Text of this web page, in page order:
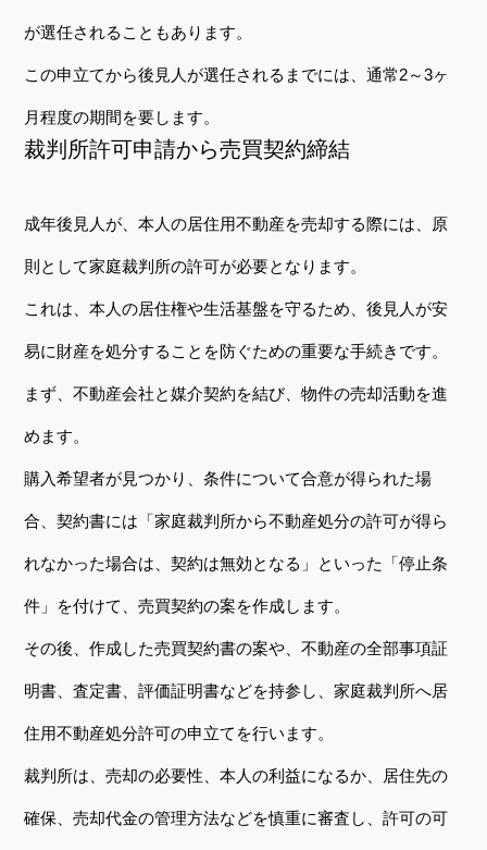
が選任されることもあります。
この申立てから後見人が選任されるまでには、通常2～3ヶ
月程度の期間を要します。
裁判所許可申請から売買契約締結
成年後見人が、本人の居住用不動産を売却する際には、原
則として家庭裁判所の許可が必要となります。
これは、本人の居住権や生活基盤を守るため、後見人が安
易に財産を処分することを防ぐための重要な手続きです。
まず、不動産会社と媒介契約を結び、物件の売却活動を進
めます。
購入希望者が見つかり、条件について合意が得られた場
合、契約書には「家庭裁判所から不動産処分の許可が得ら
れなかった場合は、契約は無効となる」といった「停止条
件」を付けて、売買契約の案を作成します。
その後、作成した売買契約書の案や、不動産の全部事項証
明書、査定書、評価証明書などを持参し、家庭裁判所へ居
住用不動産処分許可の申立てを行います。
裁判所は、売却の必要性、本人の利益になるか、居住先の
確保、売却代金の管理方法などを慎重に審査し、許可の可